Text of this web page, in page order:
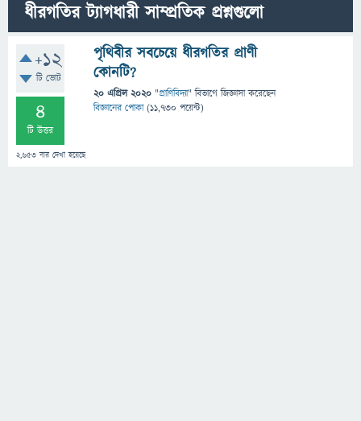
ধীরগতির ট্যাগধারী সাম্প্রতিক প্রশ্নগুলো
+12
টি ভোট
4
টি উত্তর
2,653 বার দেখা হয়েছে
পৃথিবীর সবচেয়ে ধীরগতির প্রাণী
কোনটি?
20 এপ্রিল 2020 "প্রাণিবিদ্যা" বিভাগে জিজ্ঞাসাকরেছেন
বিজ্ঞানের পোকা (11,730 পয়েন্ট)